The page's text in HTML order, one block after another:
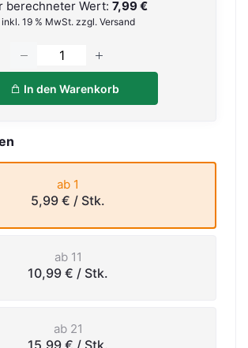
berechneter Wert: 7,99 €
inkl. 19 % MwSt. zzgl. Versand
In den Warenkorb
ab 1
5,99 € / Stk.
ab 11
10,99 € / Stk.
ab 21